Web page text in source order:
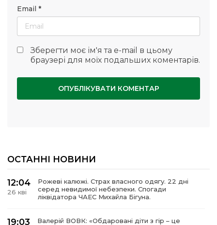
Email *
Зберегти моє ім'я та e-mail в цьому
браузері для моїх подальших коментарів.
ОСТАННІ НОВИНИ
12:04
26 кві
Рожеві калюжі. Страх власного одягу. 22 дні
серед невидимої небезпеки. Спогади
ліквідатора ЧАЕС Михайла Бігуна.
19:03
Валерій ВОВК: «Обдаровані діти з гір – це